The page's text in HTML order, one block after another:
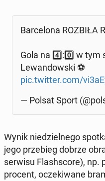
Bar­ce­lo­na ROZBIŁA
Gola na 4️⃣:0️⃣ w tym
Le­wan­dow­ski ⚽
pic.twitter.com/
— Polsat Sport
Wynik nie­dziel­ne­go
jego prze­bieg dobrze
serwisu Fla­sh­sco­re), np.
procent, ocze­ki­wa­ne